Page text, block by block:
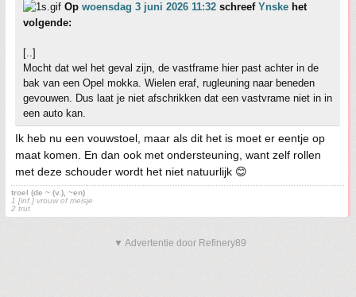
Op woensdag 3 juni 2026 11:32 schreef Ynske het
volgende:
[..]
Mocht dat wel het geval zijn, de vastframe hier past achter in de
bak van een Opel mokka. Wielen eraf, rugleuning naar beneden
gevouwen. Dus laat je niet afschrikken dat een vastvrame niet in in
een auto kan.
Ik heb nu een vouwstoel, maar als dit het is moet er eentje op
maat komen. En dan ook met ondersteuning, want zelf rollen
met deze schouder wordt het niet natuurlijk 😊
troel (de ~ (v.), ~en)
1 [inf.] vrouw of meisje
2 trut
▼ Advertentie door Refinery89